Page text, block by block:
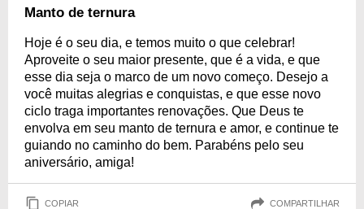
Manto de ternura
Hoje é o seu dia, e temos muito o que celebrar!
Aproveite o seu maior presente, que é a vida, e que
esse dia seja o marco de um novo começo. Desejo a
você muitas alegrias e conquistas, e que esse novo
ciclo traga importantes renovações. Que Deus te
envolva em seu manto de ternura e amor, e continue te
guiando no caminho do bem. Parabéns pelo seu
aniversário, amiga!
COPIAR COMPARTILHAR